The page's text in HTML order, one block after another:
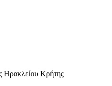
Ηρακλείου Κρήτης